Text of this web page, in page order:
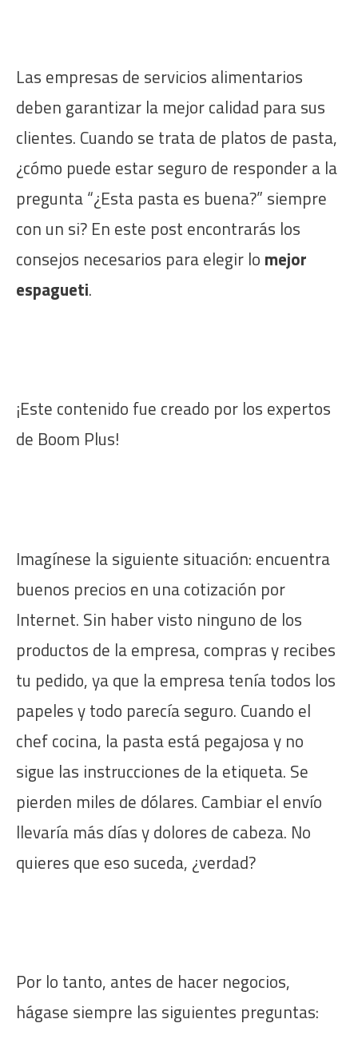
Las empresas de servicios alimentarios
deben garantizar la mejor calidad para sus
clientes. Cuando se trata de platos de pasta,
¿cómo puede estar seguro de responder a la
pregunta “¿Esta pasta es buena?” siempre
con un si? En este post encontrarás los
consejos necesarios para elegir lo mejor
espagueti.
¡Este contenido fue creado por los expertos
de Boom Plus!
Imagínese la siguiente situación: encuentra
buenos precios en una cotización por
Internet. Sin haber visto ninguno de los
productos de la empresa, compras y recibes
tu pedido, ya que la empresa tenía todos los
papeles y todo parecía seguro. Cuando el
chef cocina, la pasta está pegajosa y no
sigue las instrucciones de la etiqueta. Se
pierden miles de dólares. Cambiar el envío
llevaría más días y dolores de cabeza. No
quieres que eso suceda, ¿verdad?
Por lo tanto, antes de hacer negocios,
hágase siempre las siguientes preguntas: